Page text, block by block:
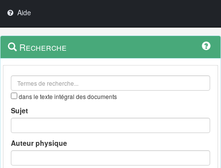
Aide
Navigation
outils
Menu
contextuel
Recherche
dans le texte intégral des documents
Sujet
Auteur physique